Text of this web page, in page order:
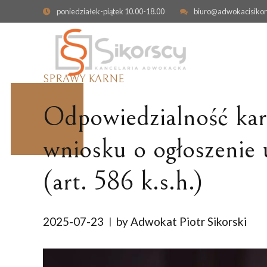
poniedziałek-piątek 10.00-18.00
OBRONA W SPRAWIE KARNEJ
CYBERPRZESTĘPSTWA
SPRAWY KARNE SKARBOWE
KONTRAKTOWA
ZADOŚĆUCZYNIENIE
SPRAWY KARNE
Odpowiedzialność
wniosku o
(art. 586 k.s.h.)
2025-07-23 by Adwokat Piotr Sikorski